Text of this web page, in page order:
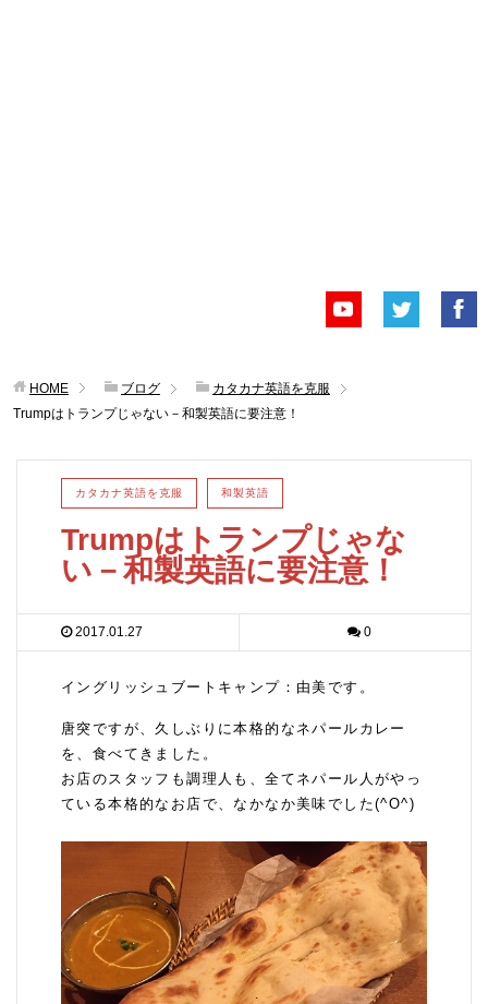
HOME ブログ
カタカナ英語を克服
Trumpはトランプじゃない－和製英語に要注意！
カタカナ英語を克服 和製英語
Trumpはトランプじゃな
い－和製英語に要注意！
2017.01.27 0
イングリッシュブートキャンプ：由美です。
唐突ですが、久しぶりに本格的なネパールカレー
を、食べてきました。
お店のスタッフも調理人も、全てネパール人がやっ
ている本格的なお店で、なかなか美味でした(^O^)